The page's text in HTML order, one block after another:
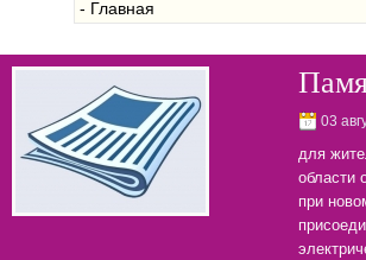
03
для
области
при